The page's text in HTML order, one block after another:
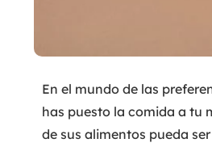
En el mundo de las
has puesto la comida a tu
de sus alimentos pueda